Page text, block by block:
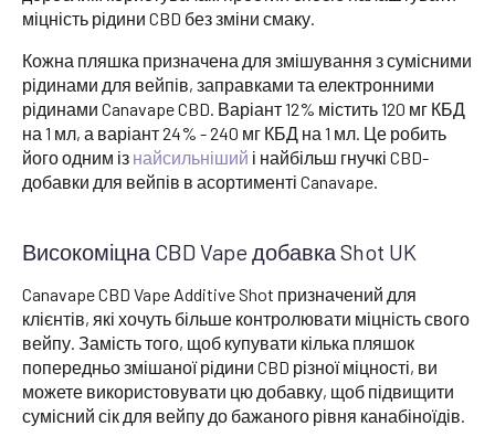
міцність рідини CBD без зміни смаку.
Кожна пляшка призначена для змішування з сумісними
рідинами для вейпів, заправками та електронними
рідинами Canavape CBD. Варіант 12% містить 120 мг КБД
на 1 мл, а варіант 24% - 240 мг КБД на 1 мл. Це робить
його одним із найсильніший і найбільш гнучкі CBD-
добавки для вейпів в асортименті Canavape.
Високоміцна CBD Vape добавка Shot UK
Canavape CBD Vape Additive Shot призначений для
клієнтів, які хочуть більше контролювати міцність свого
вейпу. Замість того, щоб купувати кілька пляшок
попередньо змішаної рідини CBD різної міцності, ви
можете використовувати цю добавку, щоб підвищити
сумісний сік для вейпу до бажаного рівня канабіноїдів.